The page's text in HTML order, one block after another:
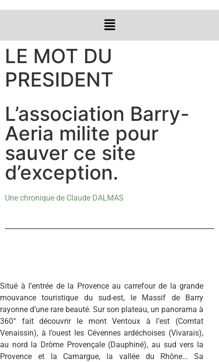
LE MOT DU
PRESIDENT
L’association Barry-
Aeria milite pour
sauver ce site
d’exception.
Une chronique de Claude DALMAS
Situé à l’entrée de la Provence au carrefour de la grande
mouvance touristique du sud-est, le Massif de Barry
rayonne d’une rare beauté. Sur son plateau, un panorama à
360° fait découvrir le mont Ventoux à l’est (Comtat
Venaissin), à l’ouest les Cévennes ardéchoises (Vivarais),
au nord la Drôme Provençale (Dauphiné), au sud vers la
Provence et la Camargue, la vallée du Rhône… Sa